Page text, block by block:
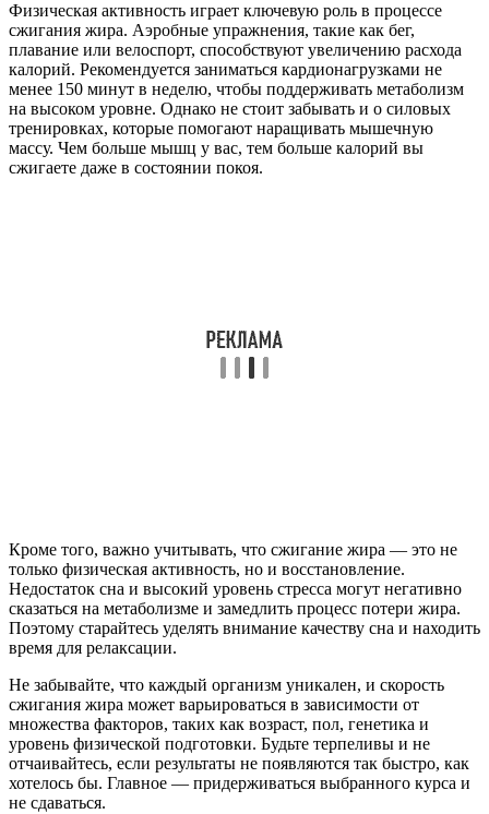
Физическая активность играет ключевую роль в процессе
сжигания жира. Аэробные упражнения, такие как бег,
плавание или велоспорт, способствуют увеличению расхода
калорий. Рекомендуется заниматься кардионагрузками не
менее 150 минут в неделю, чтобы поддерживать метаболизм
на высоком уровне. Однако не стоит забывать и о силовых
тренировках, которые помогают наращивать мышечную
массу. Чем больше мышц у вас, тем больше калорий вы
сжигаете даже в состоянии покоя.
Кроме того, важно учитывать, что сжигание жира — это не
только физическая активность, но и восстановление.
Недостаток сна и высокий уровень стресса могут негативно
сказаться на метаболизме и замедлить процесс потери жира.
Поэтому старайтесь уделять внимание качеству сна и находить
время для релаксации.
Не забывайте, что каждый организм уникален, и скорость
сжигания жира может варьироваться в зависимости от
множества факторов, таких как возраст, пол, генетика и
уровень физической подготовки. Будьте терпеливы и не
отчаивайтесь, если результаты не появляются так быстро, как
хотелось бы. Главное — придерживаться выбранного курса и
не сдаваться.